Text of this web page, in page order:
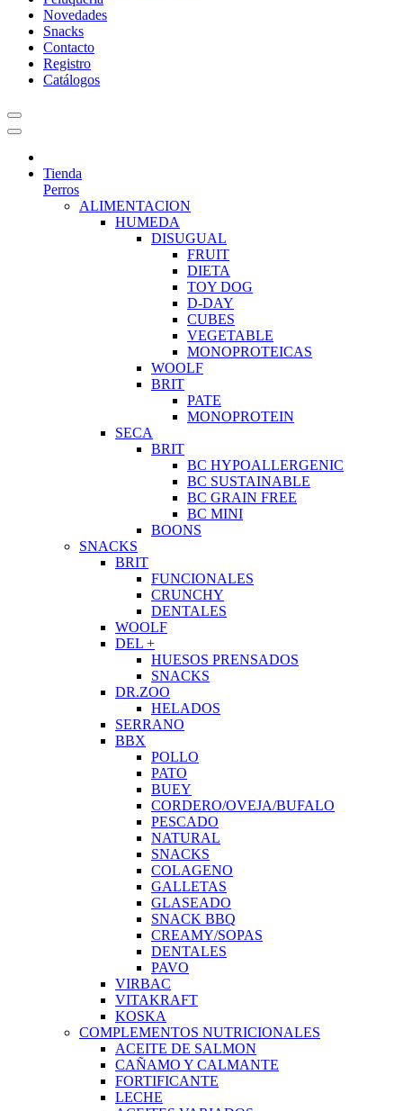
Novedades
Snacks
Contacto
Registro
Catálogos
Tienda
Perros
ALIMENTACION
HUMEDA
DISUGUAL
FRUIT
DIETA
TOY DOG
D-DAY
CUBES
VEGETABLE
MONOPROTEICAS
WOOLF
BRIT
PATE
MONOPROTEIN
SECA
BRIT
BC HYPOALLERGENIC
BC SUSTAINABLE
BC GRAIN FREE
BC MINI
BOONS
SNACKS
BRIT
FUNCIONALES
CRUNCHY
DENTALES
WOOLF
DEL +
HUESOS PRENSADOS
SNACKS
DR.ZOO
HELADOS
SERRANO
BBX
POLLO
PATO
BUEY
CORDERO/OVEJA/BUFALO
PESCADO
NATURAL
SNACKS
COLAGENO
GALLETAS
GLASEADO
SNACK BBQ
CREAMY/SOPAS
DENTALES
PAVO
VIRBAC
VITAKRAFT
KOSKA
COMPLEMENTOS NUTRICIONALES
ACEITE DE SALMON
CAÑAMO Y CALMANTE
FORTIFICANTE
LECHE